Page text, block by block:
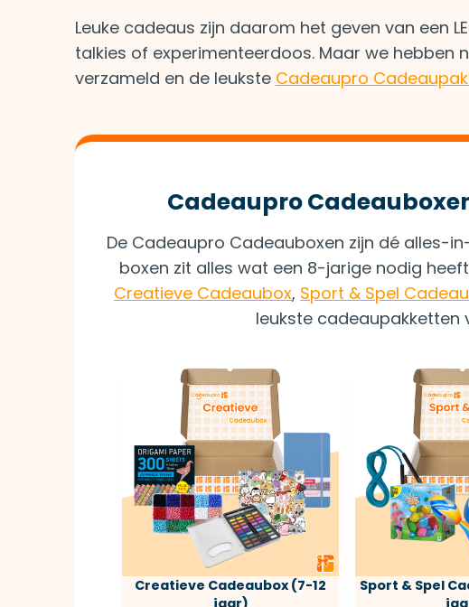
Leuke cadeaus zijn daarom het geven van een
talkies of experimenteerdoos. Maar we hebben
verzameld en de leukste Cadeaupro
Cadeaupro
De Cadeaupro Cadeauboxen zijn dé alles-
boxen zit alles wat een 8-jarige nodig
Creatieve Cadeaubox, Sport & Spel
leukste cadeaupakketten
Creatieve Cadeaubox (7-12
jaar)
Sport & Spel